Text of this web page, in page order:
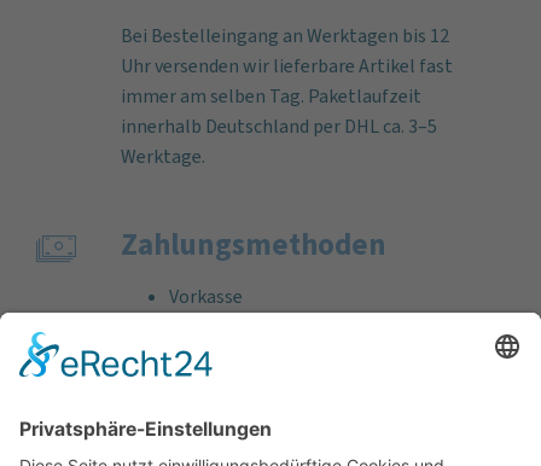
Bei Bestelleingang an Werktagen bis 12
Uhr versenden wir lieferbare Artikel fast
immer am selben Tag. Paketlaufzeit
innerhalb Deutschland per DHL ca. 3–5
Werktage.
Zahlungs­methoden
Vorkasse
Bankeinzug
Kreditkarte (VISA & MasterCard)